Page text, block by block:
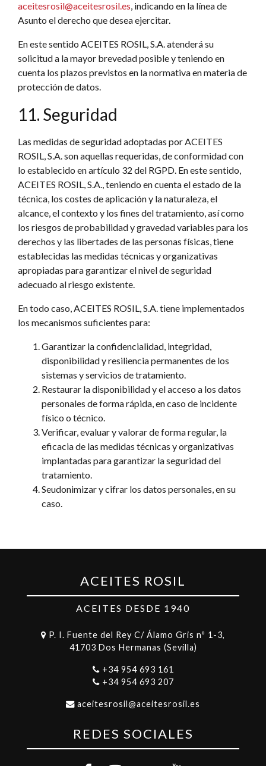
aceitesrosil@aceitesrosil.es, indicando en la línea de
Asunto el derecho que desea ejercitar.
En este sentido ACEITES ROSIL, S.A. atenderá su
solicitud a la mayor brevedad posible y teniendo en
cuenta los plazos previstos en la normativa en materia de
protección de datos.
11. Seguridad
Las medidas de seguridad adoptadas por ACEITES
ROSIL, S.A. son aquellas requeridas, de conformidad con
lo establecido en artículo 32 del RGPD. En este sentido,
ACEITES ROSIL, S.A., teniendo en cuenta el estado de la
técnica, los costes de aplicación y la naturaleza, el
alcance, el contexto y los fines del tratamiento, así como
los riesgos de probabilidad y gravedad variables para los
derechos y las libertades de las personas físicas, tiene
establecidas las medidas técnicas y organizativas
apropiadas para garantizar el nivel de seguridad
adecuado al riesgo existente.
En todo caso, ACEITES ROSIL, S.A. tiene implementados
los mecanismos suficientes para:
Garantizar la confidencialidad, integridad,
disponibilidad y resiliencia permanentes de los
sistemas y servicios de tratamiento.
Restaurar la disponibilidad y el acceso a los datos
personales de forma rápida, en caso de incidente
físico o técnico.
Verificar, evaluar y valorar de forma regular, la
eficacia de las medidas técnicas y organizativas
implantadas para garantizar la seguridad del
tratamiento.
Seudonimizar y cifrar los datos personales, en su
caso.
ACEITES ROSIL
ACEITES DESDE 1940
P. I. Fuente del Rey C/ Álamo Gris nº 1-3,
41703 Dos Hermanas (Sevilla)
+34 954 693 161
+34 954 693 207
aceitesrosil@aceitesrosil.es
REDES SOCIALES